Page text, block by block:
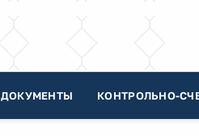
ДОКУМЕНТЫ КОНТРОЛЬНО-